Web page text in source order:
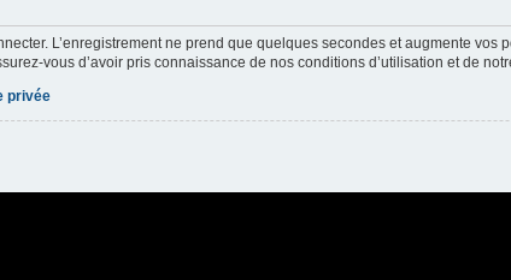
L’enregistrement ne prend que quelques secondes et augmente
vous d’avoir pris connaissance de nos conditions d’utilisation et de
privée